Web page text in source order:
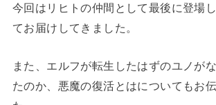
今回はリヒトの仲間として最後に登場
てお届けしてきました。
また、エルフが転生したはずのユノが
たのか、悪魔の復活とはについてもお